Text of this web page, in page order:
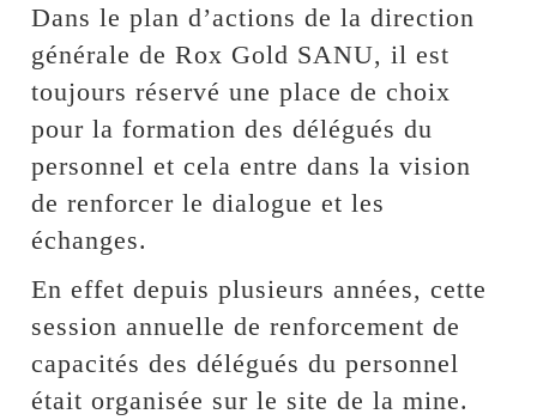
Dans le plan d’actions de la direction
générale de Rox Gold SANU, il est
toujours réservé une place de choix
pour la formation des délégués du
personnel et cela entre dans la vision
de renforcer le dialogue et les
échanges.
En effet depuis plusieurs années, cette
session annuelle de renforcement de
capacités des délégués du personnel
était organisée sur le site de la mine.